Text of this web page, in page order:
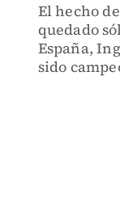
El hecho
quedado
España,
sido
para que